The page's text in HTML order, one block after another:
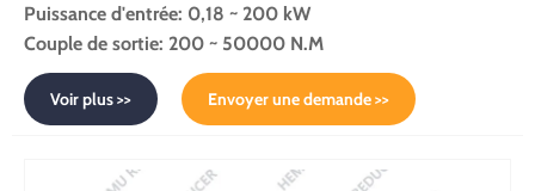
Puissance d'entrée: 0,18 ~ 200 kW
Couple de sortie: 200 ~ 50000 N.M
Voir plus >> Envoyer une demande >>